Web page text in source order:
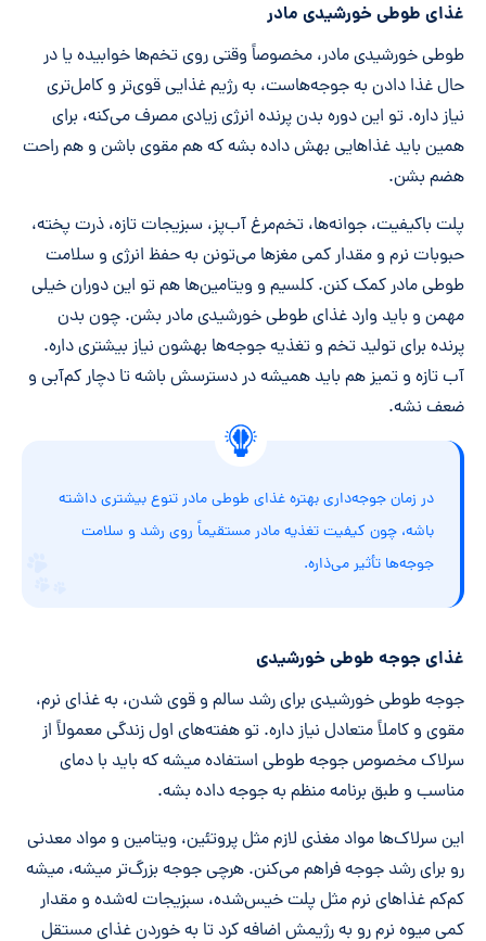
غذای طوطی خورشیدی مادر
طوطی خورشیدی مادر، مخصوصاً وقتی روی تخم‌ها خوابیده یا در
حال غذا دادن به جوجه‌هاست، به رژیم غذایی قوی‌تر و کامل‌تری
نیاز داره. تو این دوره بدن پرنده انرژی زیادی مصرف می‌کنه، برای
همین باید غذاهایی بهش داده بشه که هم مقوی باشن و هم راحت
هضم بشن.
پلت باکیفیت، جوانه‌ها، تخم‌مرغ آب‌پز، سبزیجات تازه، ذرت پخته،
حبوبات نرم و مقدار کمی مغزها می‌تونن به حفظ انرژی و سلامت
طوطی مادر کمک کنن. کلسیم و ویتامین‌ها هم تو این دوران خیلی
مهمن و باید وارد غذای طوطی خورشیدی مادر بشن. چون بدن
پرنده برای تولید تخم و تغذیه جوجه‌ها بهشون نیاز بیشتری داره.
آب تازه و تمیز هم باید همیشه در دسترسش باشه تا دچار کم‌آبی و
ضعف نشه.
در زمان جوجه‌داری بهتره غذای طوطی مادر تنوع بیشتری داشته
باشه، چون کیفیت تغذیه مادر مستقیماً روی رشد و سلامت
جوجه‌ها تأثیر می‌ذاره.
غذای جوجه طوطی خورشیدی
جوجه طوطی خورشیدی برای رشد سالم و قوی شدن، به غذای نرم،
مقوی و کاملاً متعادل نیاز داره. تو هفته‌های اول زندگی معمولاً از
سرلاک مخصوص جوجه طوطی استفاده میشه که باید با دمای
مناسب و طبق برنامه منظم به جوجه داده بشه.
این سرلاک‌ها مواد مغذی لازم مثل پروتئین، ویتامین و مواد معدنی
رو برای رشد جوجه فراهم می‌کنن. هرچی جوجه بزرگ‌تر میشه، میشه
کم‌کم غذاهای نرم مثل پلت خیس‌شده، سبزیجات له‌شده و مقدار
کمی میوه نرم رو به رژیمش اضافه کرد تا به خوردن غذای مستقل